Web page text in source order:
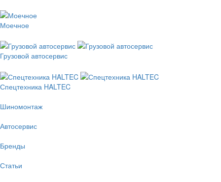
Моечное
Грузовой автосервис
Спецтехника HALTEC
Шиномонтаж
Автосервис
Бренды
Статьи